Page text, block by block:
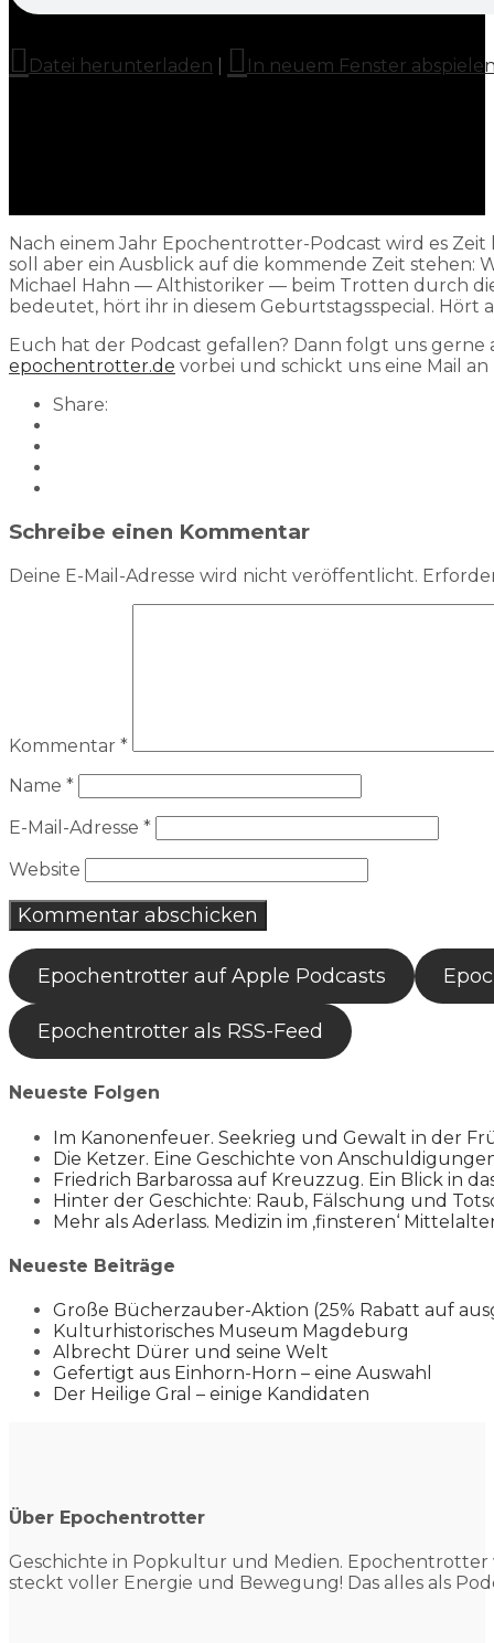
Datei herunterladen In neuem Fenster
Nach einem Jahr Epochentrotter-Podcast wird es
soll aber ein Ausblick auf die kommende Zeit stehen:
Michael Hahn — Althistoriker — beim Trotten durch
bedeutet, hört ihr in diesem Geburtstagsspecial.
Euch hat der Podcast gefallen? Dann folgt uns gerne
epochentrotter.de vorbei und schickt uns eine Mail an
Share:
Schreibe einen Kommentar
Deine E-Mail-Adresse wird nicht veröffentlicht.
Kommentar *
Name *
E-Mail-Adresse *
Website
Epochentrotter auf Apple Podcasts
Epochentrotter als RSS-Feed
Neueste Folgen
Im Kanonenfeuer. Seekrieg und Gewalt in der
Die Ketzer. Eine Geschichte von
Friedrich Barbarossa auf Kreuzzug. Ein Blick in
Hinter der Geschichte: Raub, Fälschung und
Mehr als Aderlass. Medizin im ‚finsteren‘
Neueste Beiträge
Große Bücherzauber-Aktion (25% Rabatt auf
Kulturhistorisches Museum Magdeburg
Albrecht Dürer und seine Welt
Gefertigt aus Einhorn-Horn – eine Auswahl
Der Heilige Gral – einige Kandidaten
Über Epochentrotter
Geschichte in Popkultur und Medien. Epochentrotter
steckt voller Energie und Bewegung! Das alles als